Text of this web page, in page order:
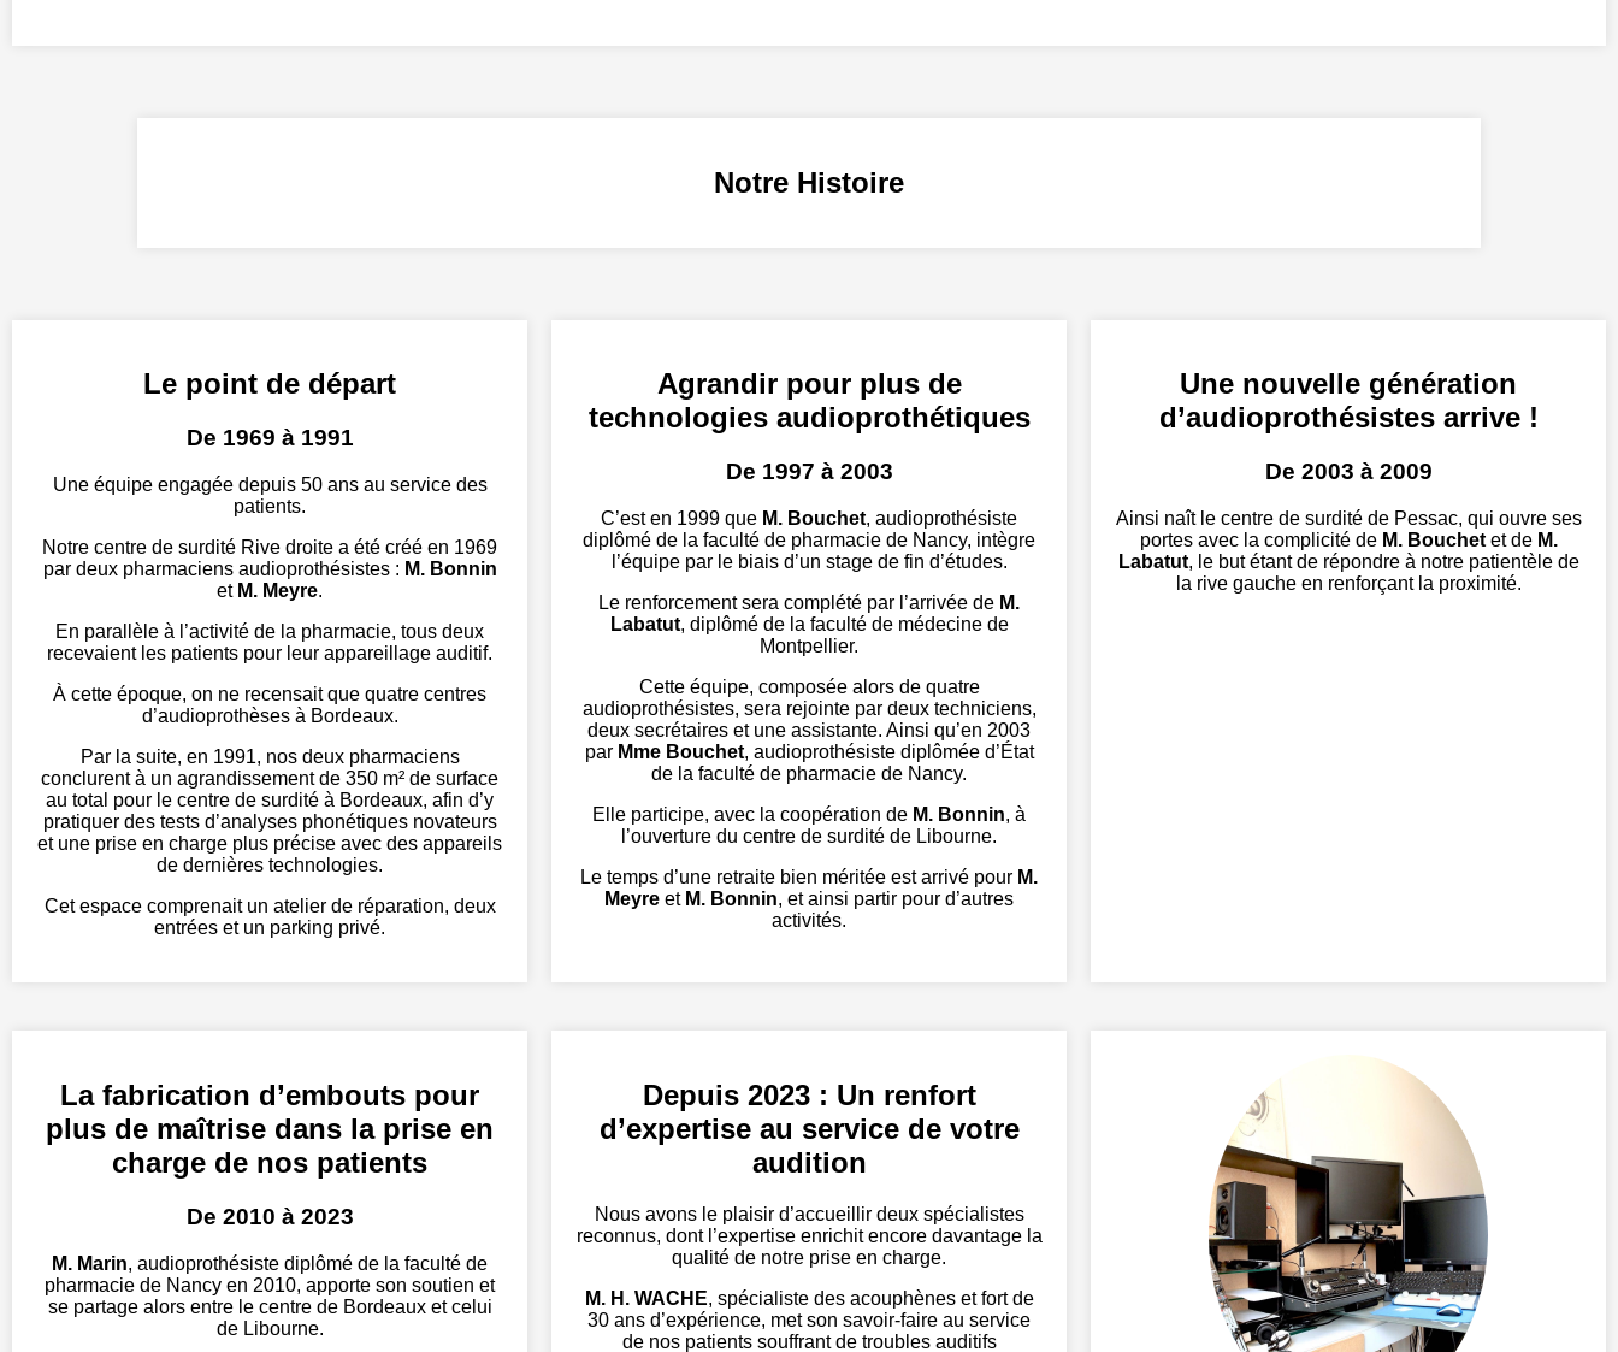
Notre Histoire
Le point de départ
De 1969 à 1991
Une équipe engagée depuis 50 ans au service des
patients.
Notre centre de surdité Rive droite a été créé en 1969
par deux pharmaciens audioprothésistes : M. Bonnin
et M. Meyre.
En parallèle à l’activité de la pharmacie, tous deux
recevaient les patients pour leur appareillage auditif.
À cette époque, on ne recensait que quatre centres
d’audioprothèses à Bordeaux.
Par la suite, en 1991, nos deux pharmaciens
conclurent à un agrandissement de 350 m² de surface
au total pour le centre de surdité à Bordeaux, afin d’y
pratiquer des tests d’analyses phonétiques novateurs
et une prise en charge plus précise avec des appareils
de dernières technologies.
Cet espace comprenait un atelier de réparation, deux
entrées et un parking privé.
Agrandir pour plus de
technologies audioprothétiques
De 1997 à 2003
C’est en 1999 que M. Bouchet, audioprothésiste
diplômé de la faculté de pharmacie de Nancy, intègre
l’équipe par le biais d’un stage de fin d’études.
Le renforcement sera complété par l’arrivée de M.
Labatut, diplômé de la faculté de médecine de
Montpellier.
Cette équipe, composée alors de quatre
audioprothésistes, sera rejointe par deux techniciens,
deux secrétaires et une assistante. Ainsi qu’en 2003
par Mme Bouchet, audioprothésiste diplômée d’État
de la faculté de pharmacie de Nancy.
Elle participe, avec la coopération de M. Bonnin, à
l’ouverture du centre de surdité de Libourne.
Le temps d’une retraite bien méritée est arrivé pour M.
Meyre et M. Bonnin, et ainsi partir pour d’autres
activités.
Une nouvelle génération
d’audioprothésistes arrive !
De 2003 à 2009
Ainsi naît le centre de surdité de Pessac, qui ouvre ses
portes avec la complicité de M. Bouchetet de M.
Labatut, le but étant de répondre à notre patientèle de
la rive gauche en renforçant la proximité.
La fabrication d’embouts pour
plus de maîtrise dans la prise en
charge de nos patients
De 2010 à 2023
M. Marin, audioprothésiste diplômé de la faculté de
pharmacie de Nancy en 2010, apporte son soutien et
se partage alors entre le centre de Bordeaux et celui
de Libourne.
Depuis 2023 : Un renfort
d’expertise au service de votre
audition
Nous avons le plaisir d’accueillir deux spécialistes
reconnus, dont l’expertise enrichit encore davantage la
qualité de notre prise en charge.
M. H. WACHE, spécialiste des acouphènes et fort de
30 ans d’expérience, met son savoir-faire au service
de nos patients souffrant de troubles auditifs